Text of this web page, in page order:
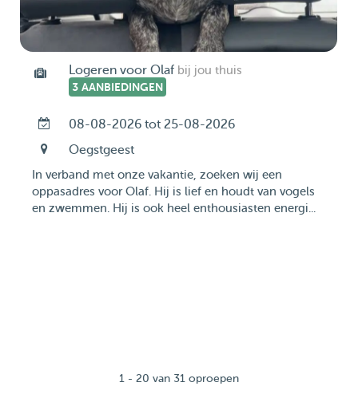
Logeren voor Olaf bij jou thuis
3 AANBIEDINGEN
08-08-2026 tot 25-08-2026
Oegstgeest
In verband met onze vakantie, zoeken wij een
oppasadres voor Olaf. Hij is lief en houdt van vogels
en zwemmen. Hij is ook heel enthousiasten energi...
1 - 20 van 31 oproepen